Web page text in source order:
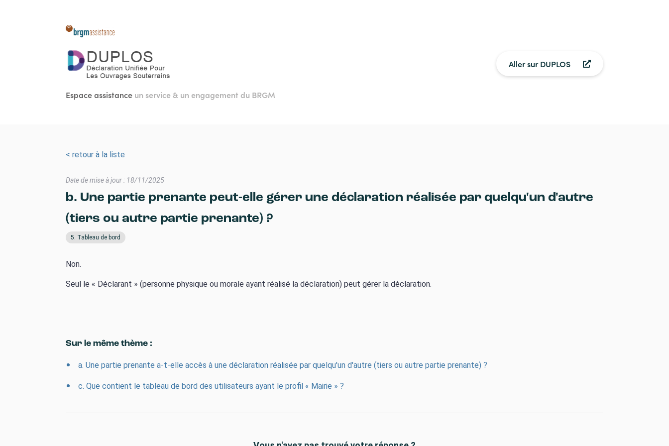
Aller sur DUPLOS
Espace assistance un service & un engagement du BRGM
< retour à la liste
Date de mise à jour : 18/11/2025
b. Une partie prenante peut-elle gérer une déclaration réalisée par quelqu'un d'autre
(tiers ou autre partie prenante) ?
5. Tableau de bord
Non.
Seul le « Déclarant » (personne physique ou morale ayant réalisé la déclaration) peut gérer la déclaration.
Sur le même thème :
a. Une partie prenante a-t-elle accès à une déclaration réalisée par quelqu'un d'autre (tiers ou autre partie prenante) ?
c. Que contient le tableau de bord des utilisateurs ayant le profil « Mairie » ?